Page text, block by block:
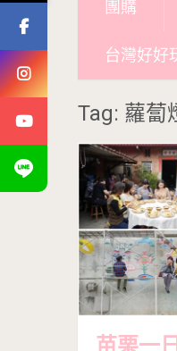
團購
台灣好好
Tag: 蘿蔔
苗栗一